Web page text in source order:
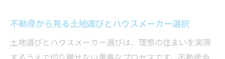
不動産から見る土地選びとハウスメーカー選択
土地選びとハウスメーカー選びは、理想の住まいを実現